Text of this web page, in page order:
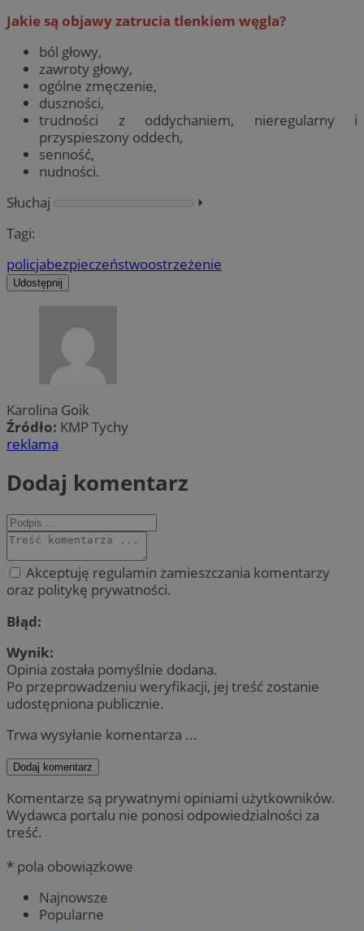
Jakie są objawy zatrucia tlenkiem węgla?
ból głowy,
zawroty głowy,
ogólne zmęczenie,
duszności,
trudności z oddychaniem, nieregularny i
przyspieszony oddech,
senność,
nudności.
Słuchaj
⏵︎
Tagi:
policjabezpieczeństwoostrzeżenie
Udostępnij
Karolina Goik
Źródło: KMP Tychy
reklama
Dodaj komentarz
Akceptuję regulamin zamieszczania komentarzy
oraz politykę prywatności.
Błąd:
Wynik:
Opinia została pomyślnie dodana.
Po przeprowadzeniu weryfikacji, jej treść zostanie
udostępniona publicznie.
Trwa wysyłanie komentarza ...
Dodaj komentarz
Komentarze są prywatnymi opiniami użytkowników.
Wydawca portalu nie ponosi odpowiedzialności za
treść.
* pola obowiązkowe
Najnowsze
Popularne